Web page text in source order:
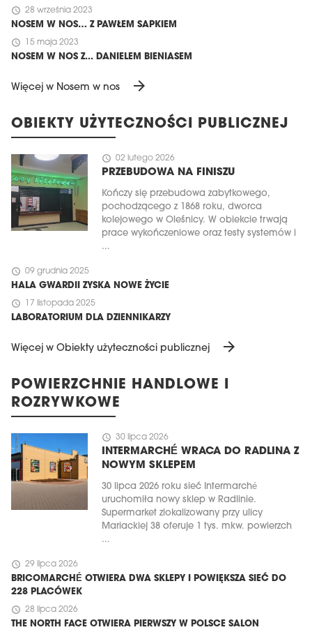
schedule 28 września 2023
NOSEM W NOS… Z PAWŁEM SAPKIEM
schedule 15 maja 2023
NOSEM W NOS Z... DANIELEM BIENIASEM
Więcej w Nosem w nos arrow_forward
OBIEKTY UŻYTECZNOŚCI PUBLICZNEJ
schedule 02 lutego 2026
PRZEBUDOWA NA FINISZU
Kończy się przebudowa zabytkowego,
pochodzącego z 1868 roku, dworca
kolejowego w Oleśnicy. W obiekcie trwają
prace wykończeniowe oraz testy systemów i
...
schedule 09 grudnia 2025
HALA GWARDII ZYSKA NOWE ŻYCIE
schedule 17 listopada 2025
LABORATORIUM DLA DZIENNIKARZY
Więcej w Obiekty użyteczności publicznej arrow_forward
POWIERZCHNIE HANDLOWE I
ROZRYWKOWE
schedule 30 lipca 2026
INTERMARCHÉ WRACA DO RADLINA Z
NOWYM SKLEPEM
30 lipca 2026 roku sieć Intermarché
uruchomiła nowy sklep w Radlinie.
Supermarket zlokalizowany przy ulicy
Mariackiej 38 oferuje 1 tys. mkw. powierzch
...
schedule 29 lipca 2026
BRICOMARCHÉ OTWIERA DWA SKLEPY I POWIĘKSZA SIEĆ DO
228 PLACÓWEK
schedule 28 lipca 2026
THE NORTH FACE OTWIERA PIERWSZY W POLSCE SALON